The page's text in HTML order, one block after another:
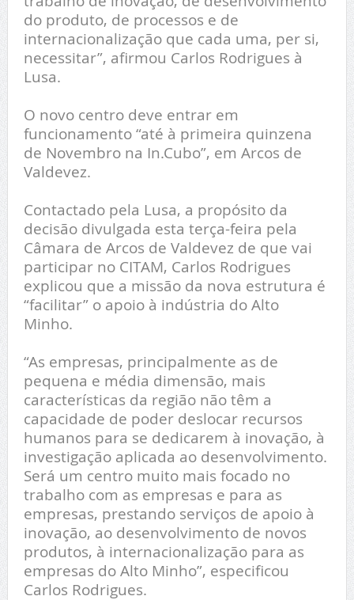
do produto, de processos e de
internacionalização que cada uma, per si,
necessitar”, afirmou Carlos Rodrigues à
Lusa.
O novo centro deve entrar em
funcionamento “até à primeira quinzena
de Novembro na In.Cubo”, em Arcos de
Valdevez.
Contactado pela Lusa, a propósito da
decisão divulgada esta terça-feira pela
Câmara de Arcos de Valdevez de que vai
participar no CITAM, Carlos Rodrigues
explicou que a missão da nova estrutura é
“facilitar” o apoio à indústria do Alto
Minho.
“As empresas, principalmente as de
pequena e média dimensão, mais
características da região não têm a
capacidade de poder deslocar recursos
humanos para se dedicarem à inovação, à
investigação aplicada ao desenvolvimento.
Será um centro muito mais focado no
trabalho com as empresas e para as
empresas, prestando serviços de apoio à
inovação, ao desenvolvimento de novos
produtos, à internacionalização para as
empresas do Alto Minho”, especificou
Carlos Rodrigues.